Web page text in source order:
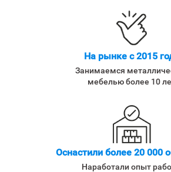
На рынке с 2015
Занимаемся
мебелью более 10
Оснастили более 20 000
Наработали опыт